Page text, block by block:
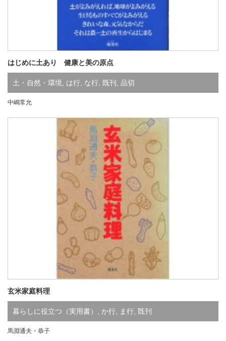
はじめに土あり 健康と美の原点
土・自然・環境, は行, な行, 既刊 , 品切
中嶋常允
玄米家庭料理
暮らしに役立つ（実用書） か行 ま行 既刊
馬淵通夫・恭子